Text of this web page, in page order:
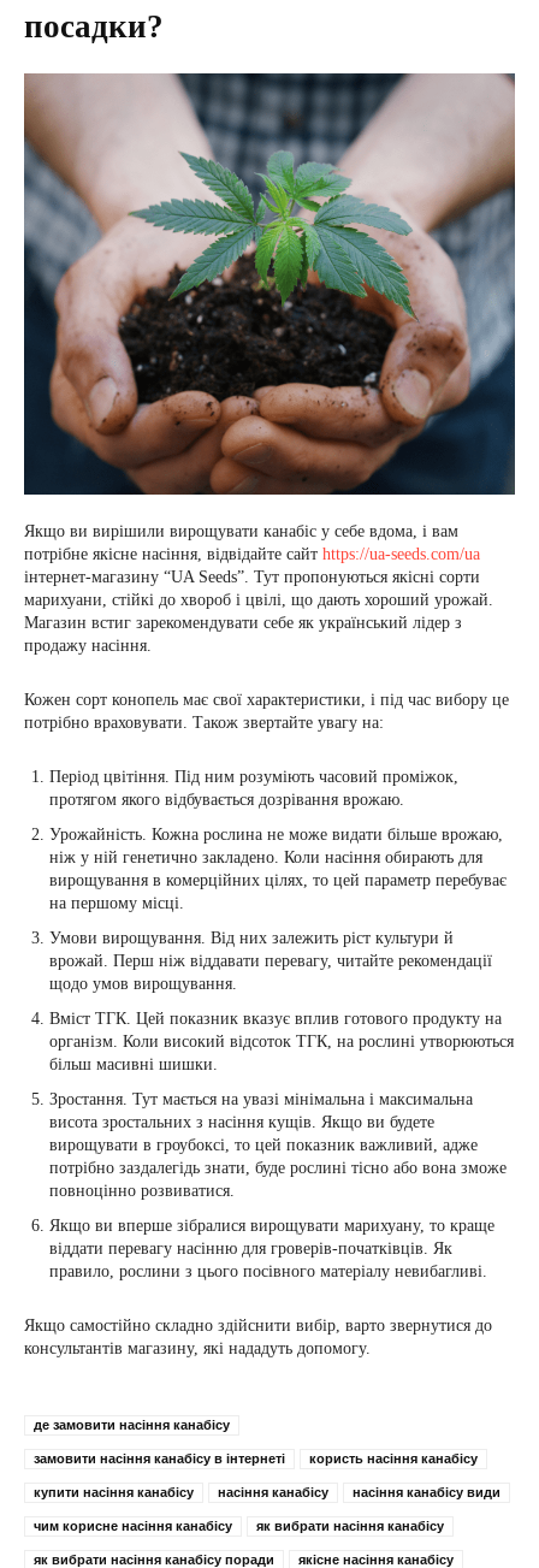
посадки?
Якщо ви вирішили вирощувати канабіс у себе вдома, і вам
потрібне якісне насіння, відвідайте сайт https://ua-seeds.com/ua
інтернет-магазину “UA Seeds”. Тут пропонуються якісні сорти
марихуани, стійкі до хвороб і цвілі, що дають хороший урожай.
Магазин встиг зарекомендувати себе як український лідер з
продажу насіння.
Кожен сорт конопель має свої характеристики, і під час вибору це
потрібно враховувати. Також звертайте увагу на:
Період цвітіння. Під ним розуміють часовий проміжок,
протягом якого відбувається дозрівання врожаю.
Урожайність. Кожна рослина не може видати більше врожаю,
ніж у ній генетично закладено. Коли насіння обирають для
вирощування в комерційних цілях, то цей параметр перебуває
на першому місці.
Умови вирощування. Від них залежить ріст культури й
врожай. Перш ніж віддавати перевагу, читайте рекомендації
щодо умов вирощування.
Вміст ТГК. Цей показник вказує вплив готового продукту на
організм. Коли високий відсоток ТГК, на рослині утворюються
більш масивні шишки.
Зростання. Тут мається на увазі мінімальна і максимальна
висота зростальних з насіння кущів. Якщо ви будете
вирощувати в гроубоксі, то цей показник важливий, адже
потрібно заздалегідь знати, буде рослині тісно або вона зможе
повноцінно розвиватися.
Якщо ви вперше зібралися вирощувати марихуану, то краще
віддати перевагу насінню для гроверів-початківців. Як
правило, рослини з цього посівного матеріалу невибагливі.
Якщо самостійно складно здійснити вибір, варто звернутися до
консультантів магазину, які нададуть допомогу.
де замовити насіння канабісу
замовити насіння канабісу в інтернеті користь насіння канабісу
купити насіння канабісу насіння канабісу насіння канабісу види
чим корисне насіння канабісу як вибрати насіння канабісу
як вибрати насіння канабісу поради якісне насіння канабісу